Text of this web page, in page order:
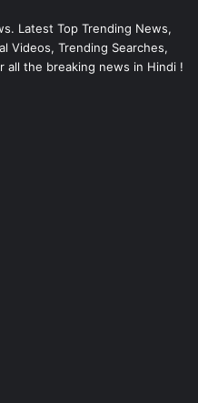
Latest Top Trending News,
Videos, Trending Searches,
all the breaking news in Hindi !